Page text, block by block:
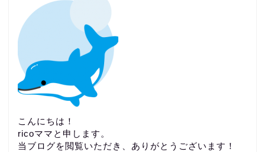
こんにちは！
ricoママと申します。
当ブログを閲覧いただき、ありがとうございます！